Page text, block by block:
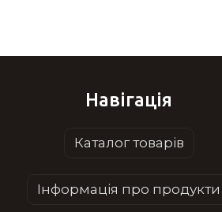
Навігація
Каталог товарів
Інформація про продукти